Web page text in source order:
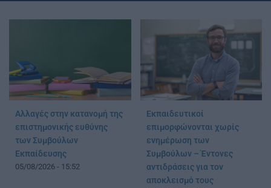
Αλλαγές στην κατανομή της
επιστημονικής ευθύνης
των Συμβούλων
Εκπαίδευσης
05/08/2026 - 15:52
Εκπαιδευτικοί
επιμορφώνονται χωρίς
ενημέρωση των
Συμβούλων – Έντονες
αντιδράσεις για τον
αποκλεισμό τους